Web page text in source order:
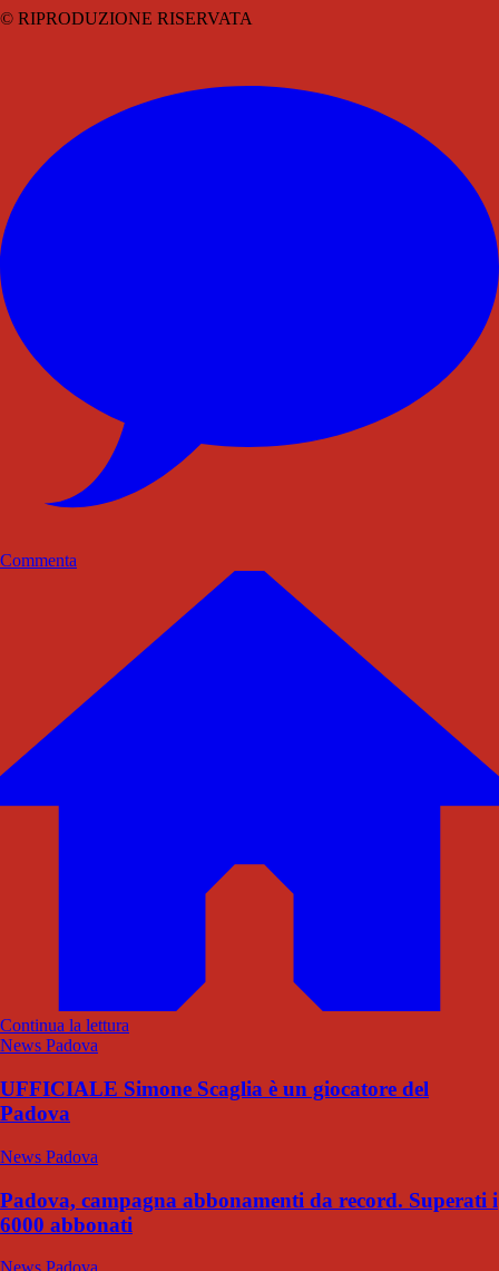
© RIPRODUZIONE RISERVATA
Commenta
Continua la lettura
News Padova
UFFICIALE Simone Scaglia è un giocatore del
Padova
News Padova
Padova, campagna abbonamenti da record. Superati i
6000 abbonati